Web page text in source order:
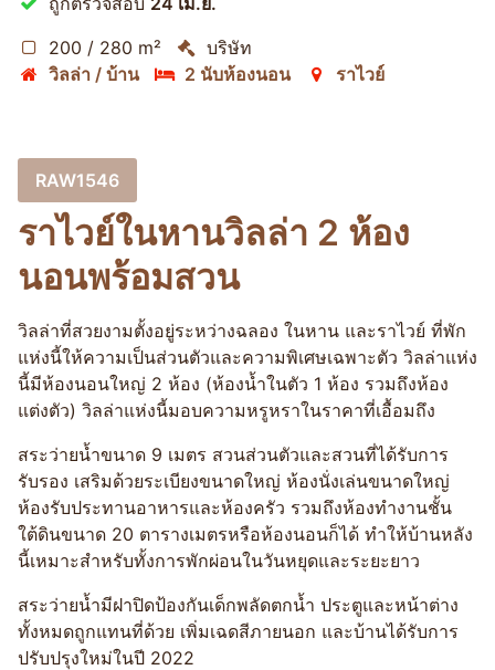
200 / 280 m²
บริษัท
วิลล่า / บ้าน
2 นับห้องนอน ราไวย์
RAW1546
ราไวย์ในหานวิลล่า 2 ห้อง
นอนพร้อมสวน
วิลล่าที่สวยงามตั้งอยู่ระหว่างฉลอง ในหาน และราไวย์ ที่พัก
แห่งนี้ให้ความเป็นส่วนตัวและความพิเศษเฉพาะตัว วิลล่าแห่ง
นี้มีห้องนอนใหญ่ 2 ห้อง (ห้องน้ำในตัว 1 ห้อง รวมถึงห้อง
แต่งตัว) วิลล่าแห่งนี้มอบความหรูหราในราคาที่เอื้อมถึง
สระว่ายน้ำขนาด 9 เมตร สวนส่วนตัวและสวนที่ได้รับการ
รับรอง เสริมด้วยระเบียงขนาดใหญ่ ห้องนั่งเล่นขนาดใหญ่
ห้องรับประทานอาหารและห้องครัว รวมถึงห้องทำงานชั้น
ใต้ดินขนาด 20 ตารางเมตรหรือห้องนอนก็ได้ ทำให้บ้านหลัง
นี้เหมาะสำหรับทั้งการพักผ่อนในวันหยุดและระยะยาว
สระว่ายน้ำมีฝาปิดป้องกันเด็กพลัดตกน้ำ ประตูและหน้าต่าง
ทั้งหมดถูกแทนที่ด้วย เพิ่มเฉดสีภายนอก และบ้านได้รับการ
ปรับปรุงใหม่ในปี 2022